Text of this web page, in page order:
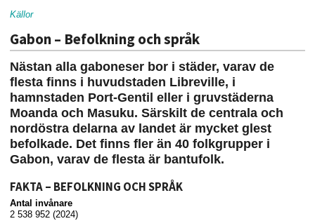
Källor
Gabon – Befolkning och språk
Nästan alla gaboneser bor i städer, varav de
flesta finns i huvudstaden Libreville, i
hamnstaden Port-Gentil eller i gruvstäderna
Moanda och Masuku. Särskilt de centrala och
nordöstra delarna av landet är mycket glest
befolkade. Det finns fler än 40 folkgrupper i
Gabon, varav de flesta är bantufolk.
FAKTA – BEFOLKNING OCH SPRÅK
Antal invånare
2 538 952 (2024)